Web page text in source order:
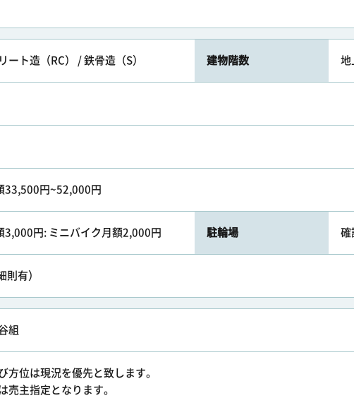
ート造（RC） / 鉄骨造（S） 建物階数 地
33,500円~52,000円
3,000円: ミニバイク月額2,000円 駐輪場 確
則有）
組
方位は現況を優先と致します。
売主指定となります。